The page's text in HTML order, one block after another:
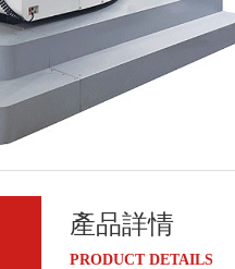
產品詳情
PRODUCT DETAILS